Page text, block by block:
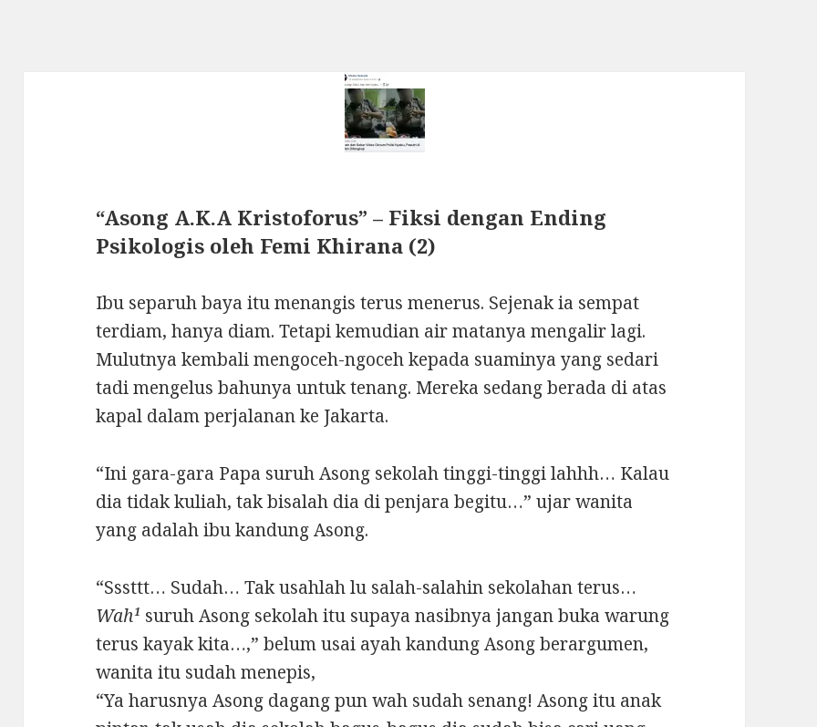
“Asong A.K.A Kristoforus” – Fiksi dengan Ending
Psikologis oleh Femi Khirana (2)
Ibu separuh baya itu menangis terus menerus. Sejenak ia sempat
terdiam, hanya diam. Tetapi kemudian air matanya mengalir lagi.
Mulutnya kembali mengoceh-ngoceh kepada suaminya yang sedari
tadi mengelus bahunya untuk tenang. Mereka sedang berada di atas
kapal dalam perjalanan ke Jakarta.
“Ini gara-gara Papa suruh Asong sekolah tinggi-tinggi lahhh… Kalau
dia tidak kuliah, tak bisalah dia di penjara begitu…” ujar wanita
yang adalah ibu kandung Asong.
“Sssttt… Sudah… Tak usahlah lu salah-salahin sekolahan terus…
Wah¹ suruh Asong sekolah itu supaya nasibnya jangan buka warung
terus kayak kita…,” belum usai ayah kandung Asong berargumen,
wanita itu sudah menepis,
“Ya harusnya Asong dagang pun wah sudah senang! Asong itu anak